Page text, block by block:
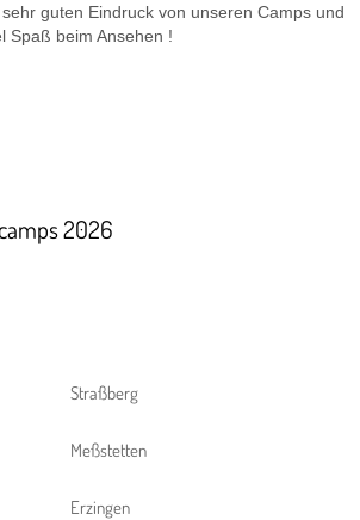
guten Eindruck von unseren Camps und
Spaß beim Ansehen !
2026
Straßberg
Meßstetten
Erzingen